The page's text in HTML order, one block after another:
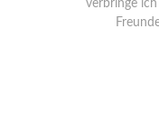
verbringe